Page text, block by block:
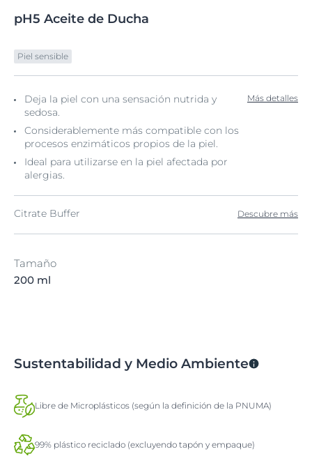
pH5 Aceite de Ducha
Piel sensible
Deja la piel con una sensación nutrida y
sedosa.
Considerablemente más compatible con los
procesos enzimáticos propios de la piel.
Ideal para utilizarse en la piel afectada por
alergias.
Más detalles
Citrate Buffer Descubre más
Tamaño
200 ml
Sustentabilidad y Medio Ambiente
Libre de Microplásticos (según la definición de la PNUMA)
99% plástico reciclado (excluyendo tapón y empaque)